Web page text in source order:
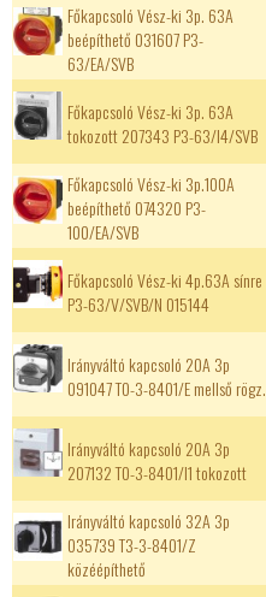
Főkapcsoló Vész-ki 3p. 63A
beépíthető 031607 P3-
63/EA/SVB
Főkapcsoló Vész-ki 3p. 63A
tokozott 207343 P3-63/I4/SVB
Főkapcsoló Vész-ki 3p.100A
beépíthető 074320 P3-
100/EA/SVB
Főkapcsoló Vész-ki 4p.63A sínre
P3-63/V/SVB/N 015144
Irányváltó kapcsoló 20A 3p
091047 T0-3-8401/E mellső rögz.
Irányváltó kapcsoló 20A 3p
207132 T0-3-8401/I1 tokozott
Irányváltó kapcsoló 32A 3p
035739 T3-3-8401/Z
közéépíthető